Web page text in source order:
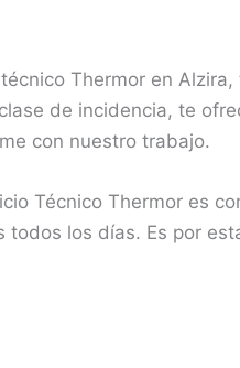
Thermor en Alzira,
de incidencia, te
con nuestro trabajo.
Técnico Thermor es
los días. Es por